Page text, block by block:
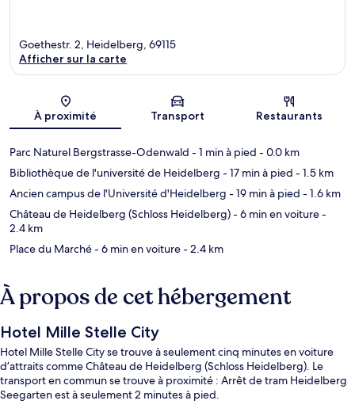
Carte
Goethestr. 2, Heidelberg, 69115
Afficher sur la carte
À proximité Transport Restaurants
Parc Naturel Bergstrasse-Odenwald - 1 min à pied - 0.0 km
Bibliothèque de l'université de Heidelberg - 17 min à pied - 1.5 km
Ancien campus de l'Université d'Heidelberg - 19 min à pied - 1.6 km
Château de Heidelberg (Schloss Heidelberg)- 6 min en voiture-
2.4 km
Place du Marché- 6 min en voiture- 2.4 km
À propos de cet hébergement
Hotel Mille Stelle City
Hotel Mille Stelle City se trouve à seulement cinq minutes en voiture
d’attraits comme Château de Heidelberg (Schloss Heidelberg). Le
transport en commun se trouve à proximité : Arrêt de tram Heidelberg
Seegarten est à seulement 2 minutes à pied.